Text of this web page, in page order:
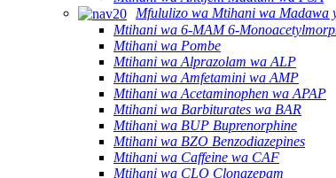
Mfululizo wa Mtihani wa Madawa
Mtihani wa 6-MAM 6-
Mtihani wa Pombe
Mtihani wa Alprazolam wa ALP
Mtihani wa Amfetamini wa AMP
Mtihani wa Acetaminophen wa APAP
Mtihani wa Barbiturates wa BAR
Mtihani wa BUP Buprenorphine
Mtihani wa BZO Benzodiazepines
Mtihani wa Caffeine wa CAF
Mtihani wa CLO Clonazepam